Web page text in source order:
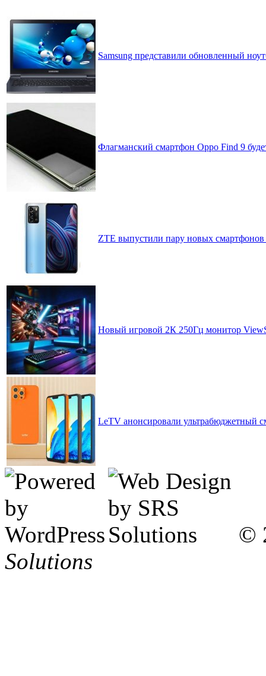
Samsung представили обновленный
Флагманский смартфон Oppo Find 9
ZTE выпустили пару новых
Новый игровой 2К 250Гц монитор
LeTV анонсировали ультрабюджетный
©
Solutions